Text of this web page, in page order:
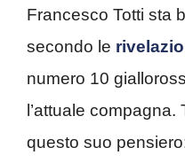
Francesco Totti sta
secondo le
numero 10
l’attuale compagna.
questo suo